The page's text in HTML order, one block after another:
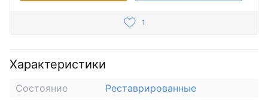
1
Характеристики
Состояние
Реставрированные